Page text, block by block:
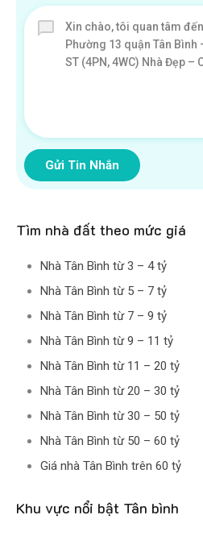
Gửi Tin Nhắn
Tìm nhà đất theo mức giá
Nhà Tân Bình từ 3 – 4 tỷ
Nhà Tân Bình từ 5 – 7 tỷ
Nhà Tân Bình từ 7 – 9 tỷ
Nhà Tân Bình từ 9 – 11 tỷ
Nhà Tân Bình từ 11 – 20 tỷ
Nhà Tân Bình từ 20 – 30 tỷ
Nhà Tân Bình từ 30 – 50 tỷ
Nhà Tân Bình từ 50 – 60 tỷ
Giá nhà Tân Bình trên 60 tỷ
Khu vực nổi bật Tân bình